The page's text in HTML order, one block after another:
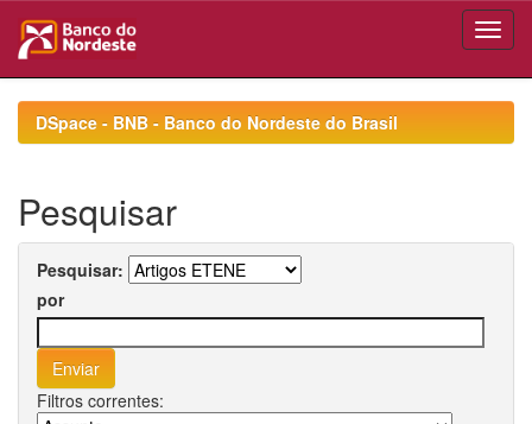
navigationDSpace - BNB - Banco do Nordeste do Brasil
Pesquisar
Pesquisar:
por
Filtros correntes: